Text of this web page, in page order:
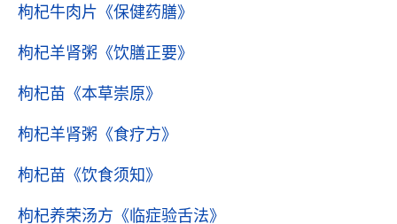
枸杞牛肉片 《保健药膳》
枸杞羊肾粥 《饮膳正要》
枸杞苗 《本草崇原》
枸杞羊肾粥 《食疗方》
枸杞苗 《饮食须知》
枸杞养荣汤方 《临症验舌法》